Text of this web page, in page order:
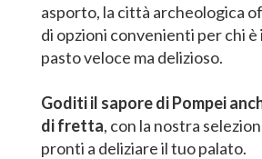
asporto, la città archeologica
di opzioni convenienti per chi è
pasto veloce ma delizioso.
Goditi il sapore di Pompei
di fretta, con la nostra
pronti a deliziare il tuo palato.